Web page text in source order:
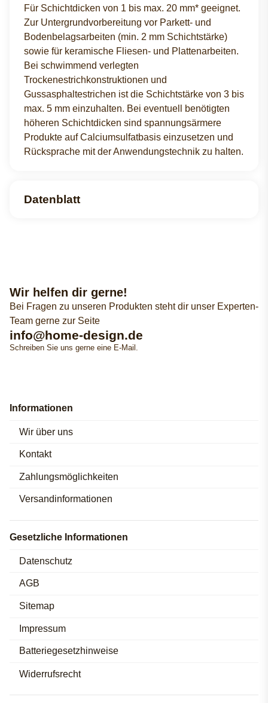
Für Schichtdicken von 1 bis max. 20 mm* geeignet.
Zur Untergrundvorbereitung vor Parkett- und
Bodenbelagsarbeiten (min. 2 mm Schichtstärke)
sowie für keramische Fliesen- und Plattenarbeiten.
Bei schwimmend verlegten
Trockenestrichkonstruktionen und
Gussasphaltestrichen ist die Schichtstärke von 3 bis
max. 5 mm einzuhalten. Bei eventuell benötigten
höheren Schichtdicken sind spannungsärmere
Produkte auf Calciumsulfatbasis einzusetzen und
Rücksprache mit der Anwendungstechnik zu halten.
Datenblatt
Wir helfen dir gerne!
Bei Fragen zu unseren Produkten steht dir unser Experten-
Team gerne zur Seite
info@home-design.de
Schreiben Sie uns gerne eine E-Mail.
Informationen
Wir über uns
Kontakt
Zahlungsmöglichkeiten
Versandinformationen
Gesetzliche Informationen
Datenschutz
AGB
Sitemap
Impressum
Batteriegesetzhinweise
Widerrufsrecht